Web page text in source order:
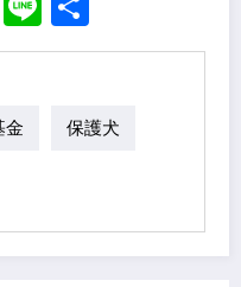
金 保護犬